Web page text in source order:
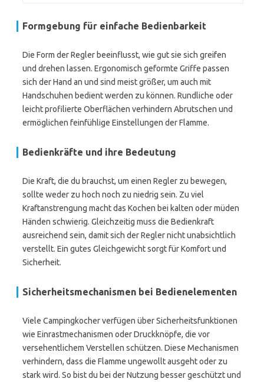
Formgebung für einfache Bedienbarkeit
Die Form der Regler beeinflusst, wie gut sie sich greifen
und drehen lassen. Ergonomisch geformte Griffe passen
sich der Hand an und sind meist größer, um auch mit
Handschuhen bedient werden zu können. Rundliche oder
leicht profilierte Oberflächen verhindern Abrutschen und
ermöglichen feinfühlige Einstellungen der Flamme.
Bedienkräfte und ihre Bedeutung
Die Kraft, die du brauchst, um einen Regler zu bewegen,
sollte weder zu hoch noch zu niedrig sein. Zu viel
Kraftanstrengung macht das Kochen bei kalten oder müden
Händen schwierig. Gleichzeitig muss die Bedienkraft
ausreichend sein, damit sich der Regler nicht unabsichtlich
verstellt. Ein gutes Gleichgewicht sorgt für Komfort und
Sicherheit.
Sicherheitsmechanismen bei Bedienelementen
Viele Campingkocher verfügen über Sicherheitsfunktionen
wie Einrastmechanismen oder Druckknöpfe, die vor
versehentlichem Verstellen schützen. Diese Mechanismen
verhindern, dass die Flamme ungewollt ausgeht oder zu
stark wird. So bist du bei der Nutzung besser geschützt und